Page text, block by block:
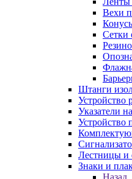
Вехи
Сетки
Штанги
Устройство
Указатели
Устройство
Лестницы и
Знаки и
Назад